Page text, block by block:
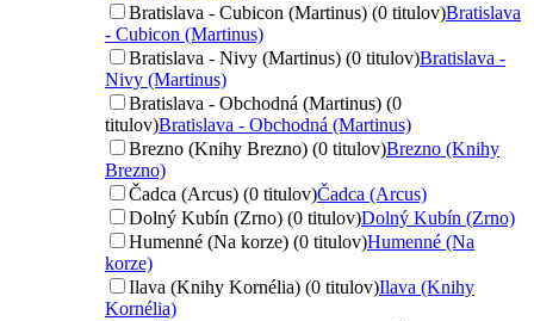
Bratislava - Cubicon (Martinus) (0 titulov)Bratislava
- Cubicon (Martinus)
Bratislava - Nivy (Martinus) (0 titulov)Bratislava -
Nivy (Martinus)
Bratislava - Obchodná (Martinus) (0
titulov)Bratislava - Obchodná (Martinus)
Brezno (Knihy Brezno) (0 titulov)Brezno (Knihy
Brezno)
Čadca (Arcus) (0 titulov)Čadca (Arcus)
Dolný Kubín (Zrno) (0 titulov)Dolný Kubín (Zrno)
Humenné (Na korze) (0 titulov)Humenné (Na
korze)
Ilava (Knihy Kornélia) (0 titulov)Ilava (Knihy
Kornélia)